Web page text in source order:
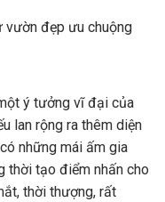
ý tưởng vĩ đại của
lan rộng ra thêm diện
những mái ấm gia
thời tạo điểm nhấn cho
thời thượng, rất